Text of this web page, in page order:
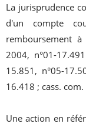
La jurisprudence
d'un compte
remboursement
2004, n°01-
15.851, n°05-
16.418 ; cass.
Une action en